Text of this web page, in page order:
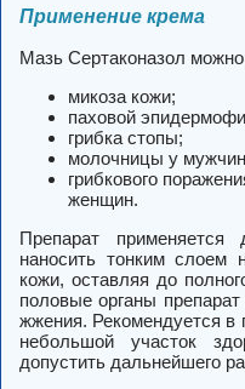
Применение крема
Мазь Сертаконазол
микоза кожи;
паховой
грибка стопы;
молочницы у
грибкового
женщин.
Препарат
наносить тонким слоем
кожи, оставляя до
половые органы
жжения. Рекомендуется в
небольшой участок
допустить дальнейшего